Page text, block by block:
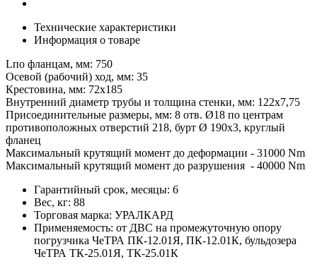
Технические характеристики
Информация о товаре
Lпо фланцам, мм: 750
Осевой (рабочий) ход, мм: 35
Крестовина, мм: 72х185
Внутренний диаметр трубы и толщина стенки, мм: 122х7,75
Присоединительные размеры, мм: 8 отв. Ø18 по центрам
противоположных отверстий 218, бурт Ø 190х3, круглый
фланец
Максимальный крутящий момент до деформации - 31000 Nm
Максимальный крутящий момент до разрушения - 40000 Nm
Гарантийный срок, месяцы: 6
Вес, кг: 88
Торговая марка: УРАЛКАРД
Применяемость: от ДВС на промежуточную опору
погрузчика ЧеТРА ПК-12.01Я, ПК-12.01К, бульдозера
ЧеТРА ТК-25.01Я, ТК-25.01К